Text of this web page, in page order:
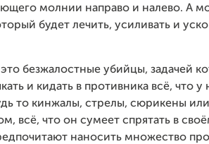
молнии направо и налево. А
будет лечить, усиливать и
безжалостные убийцы, задачей
и кидать в противника всё, что у
то кинжалы, стрелы, сюрикены
всё, что он сумеет спрятать в
наносить множество